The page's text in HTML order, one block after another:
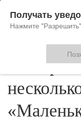
Получать
Нажмите